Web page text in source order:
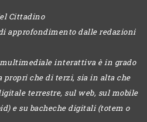
Cittadino
approfondimento dalle redazioni
interattiva è in grado
che di terzi, sia in alta che
terrestre, sul web, sul mobile
e su bacheche digitali (totem o